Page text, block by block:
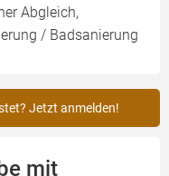
Abgleich,
/ Badsanierung
Jetzt anmelden!
mit